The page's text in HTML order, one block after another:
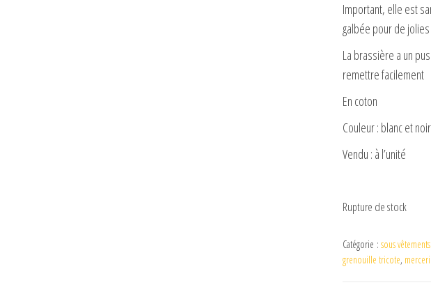
Important, elle est
galbée pour de
La brassière a un
remettre facilement
En coton
Couleur : blanc et noir
Vendu : à l’unité
Rupture de stock
Catégorie : sous
grenouille tricote,